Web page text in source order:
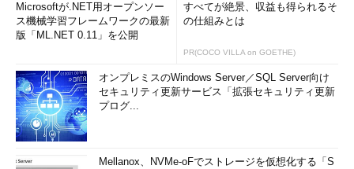
Microsoftが.NET用オープンソー
ス機械学習フレームワークの最新
版「ML.NET 0.11」を公開
すべてが絶景、収益も得られるそ
の仕組みとは
PR(COCO VILLA on GOETHE)
オンプレミスのWindows Server／SQL Server向け
セキュリティ更新サービス「拡張セキュリティ更新
プログ...
Mellanox、NVMe-oFでストレージを仮想化する「S